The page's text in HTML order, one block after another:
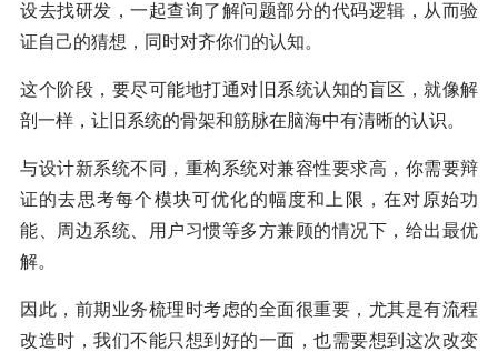
设去找研发，一起查询了解问题部分的代码逻辑，从而验
证自己的猜想，同时对齐你们的认知。
这个阶段，要尽可能地打通对旧系统认知的盲区，就像解
剖一样，让旧系统的骨架和筋脉在脑海中有清晰的认识。
与设计新系统不同，重构系统对兼容性要求高，你需要辩
证的去思考每个模块可优化的幅度和上限，在对原始功
能、周边系统、用户习惯等多方兼顾的情况下，给出最优
解。
因此，前期业务梳理时考虑的全面很重要，尤其是有流程
改造时，我们不能只想到好的一面，也需要想到这次改变